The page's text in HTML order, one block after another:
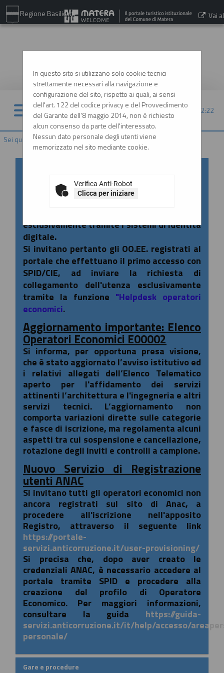
Regione Basilicata Vai al
07/08/2026 12:22
Sei qui: Home
In questo sito si utilizzano solo cookie tecnici
strettamente necessari alla navigazione e
configurazione del sito, rispetto ai quali, ai sensi
dell'art. 122 del codice privacy e del Provvedimento
del Garante dell'8 maggio 2014, non è richiesto
alcun consenso da parte dell'interessato.
Nessun dato personale degli utenti viene
memorizzato nel sito mediante cookie.
Verifica Anti-Robot
Clicca per iniziare
SPID/CIE: istruzioni
In ottemperanza alle normative vigenti
esclusivamente tramite i sistemi di identità
digitale.
Si invitano pertanto gli OO.EE. registrati al
portale che effettuano il primo accesso con
SPID/CIE, ad inviare la richiesta di
collegamento dell'utenza esclusivamente
tramite la funzione "Helpdesk operatori
economici.
Aggiornamento importante: Elenco
Operatori Economici E00002
Si informa, per opportuna presa visione,
che è stato aggiornato l’avviso istitutivo ed
i relativi allegati dell’Elenco Telematico
aperto per l'affidamento dei servizi
attinenti l’architettura e l'ingegneria e altri
servizi tecnici. L’aggiornamento non
comporta variazioni dirette sulle categorie
e fasce di iscrizione, ma regolamenta alcuni
aspetti tra cui sospensione e cancellazione,
rotazione degli inviti e controlli a campione.
Nuovo Servizio di Registrazione
utenti ANAC
Si invitano tutti gli operatori economici non
ancora registrati sul sito di Anac, a
procedere all'iscrizione nell'apposito
Registro, attraverso il seguente link
https://portale-
servizi.anticorruzione.it/user-provisioning/
Si precisa che, dopo aver creato le
credenziali ANAC, è necessario accedere al
portale tramite SPID e procedere alla
creazione del profilo di Operatore
Economico. Per maggiori informazioni,
consultare la guida https://guida-
servizi.anticorruzione.it/it/help/accesso/
personale/
Gare e procedure